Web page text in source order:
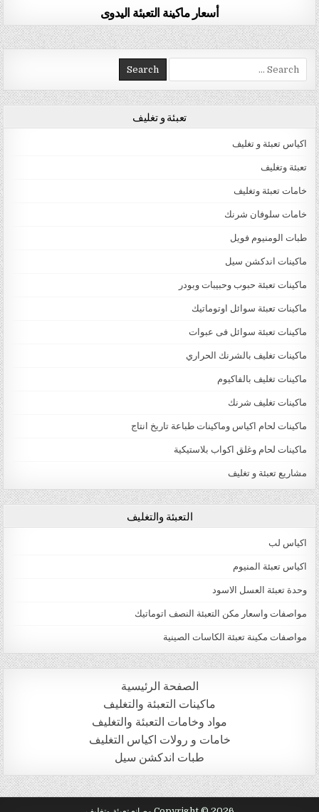
أسعار ماكينة التعبئة اليدوى
Search for:
تعبئة و تغليف
اكياس تعبئة و تغليف
تعبئة وتغليف
خامات تعبئة وتغليف
خامات سلوفان شرنك
طبات الومنيوم فويل
ماكينات اندكشن سيل
ماكينات تعبئة حبوب وحبيبات وبودر
ماكينات تعبئة سوائل اوتوماتيك
ماكينات تعبئة سوائل فى عبوات
ماكينات تغليف بالشرنك الحراري
ماكينات تغليف بالفاكيوم
ماكينات تغليف شرنك
ماكينات لحام اكياس وماكينات طباعة تاريخ انتاج
ماكينات لحام وغلق اكواب بلاستيكية
مشاريع تعبئة و تغليف
التعبئة والتغليف
اكياس لب
اكياس تعبئة المنيوم
وحدة تعبئة العسل الاسود
مواصفات واسعار مكن التعبئة النصف اتوماتيك
مواصفات مكينة تعبئة الكاسات الصينية
الصفحة الرئيسية
ماكينات التعبئة والتغليف
مواد وخامات التعبئة والتغليف
خامات و رولات اكياس التغليف
طبات اندكشن سيل